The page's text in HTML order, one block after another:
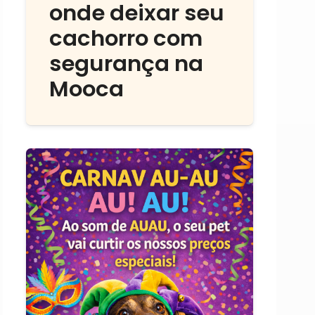
onde deixar seu
cachorro com
segurança na
Mooca